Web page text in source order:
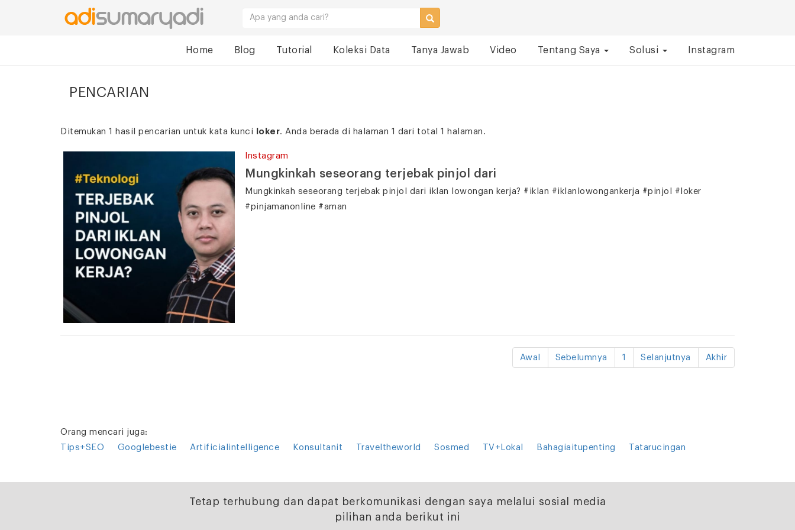
Home Blog Tutorial Koleksi Data Tanya Jawab Video Tentang Saya Solusi Instagram
PENCARIAN
Ditemukan 1 hasil pencarian untuk kata kunci loker. Anda berada di halaman 1 dari total 1 halaman.
Instagram
Mungkinkah seseorang terjebak pinjol dari
Mungkinkah seseorang terjebak pinjol dari iklan lowongan kerja? #iklan #iklanlowongankerja #pinjol #loker
#pinjamanonline #aman
Awal Sebelumnya 1 Selanjutnya Akhir
Orang mencari juga:
Tips+SEO
Googlebestie Artificialintelligence Konsultanit Traveltheworld Sosmed TV+Lokal Bahagiaitupenting Tatarucingan
Tetap terhubung dan dapat berkomunikasi dengan saya melalui sosial media
pilihan anda berikut ini